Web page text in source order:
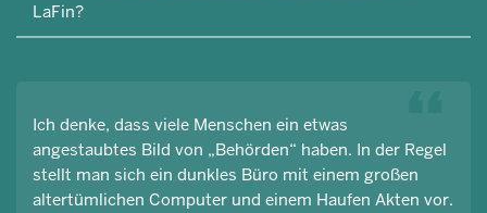
LaFin?
Ich denke, dass viele Menschen ein etwas
angestaubtes Bild von „Behörden“ haben. In der Regel
stellt man sich ein dunkles Büro mit einem großen
altertümlichen Computer und einem Haufen Akten vor.